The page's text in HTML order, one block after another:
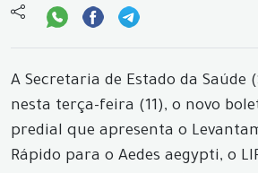
A Secretaria de Estado da Saúde
nesta terça-feira (11), o novo
predial que apresenta o
Rápido para o Aedes aegypti, o